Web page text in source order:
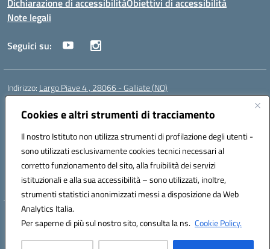
Cookies e altri strumenti di tracciamento
Il nostro Istituto non utilizza strumenti di profilazione degli utenti -
sono utilizzati esclusivamente cookies tecnici necessari al
corretto funzionamento del sito, alla fruibilità dei servizi
istituzionali e alla sua accessibilità – sono utilizzati, inoltre,
strumenti statistici anonimizzati messi a disposizione da Web
Analytics Italia.
Per saperne di più sul nostro sito, consulta la ns. Cookie Policy.
Dichiarazione di accessibilitàObiettivi di accessibilità
Note legali
Seguici su:
Indirizzo: Largo Piave 4 , 28066 - Galliate (NO)
Centralino:
Posta elettronica certificata (PEC):noic818005@pec.istruzione.it
Codice fiscale: 80012920031
Codice meccanografico:NOIC818005
Codice Indice delle Pubbliche Amministrazioni (IPA): istsc_noic818005
Codice unico di fatturazione (CUF): UF6KHS
Hosting & Powered by 3D Solution S.r.l.
Concept & Design by Designers Italia